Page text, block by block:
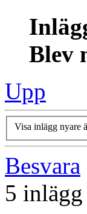
Blev
Upp
Visa inlägg nyare
Besvara
5 inlägg